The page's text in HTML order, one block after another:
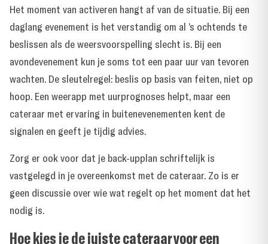
Het moment van activeren hangt af van de situatie. Bij een
daglang evenement is het verstandig om al ’s ochtends te
beslissen als de weersvoorspelling slecht is. Bij een
avondevenement kun je soms tot een paar uur van tevoren
wachten. De sleutelregel: beslis op basis van feiten, niet op
hoop. Een weerapp met uurprognoses helpt, maar een
cateraar met ervaring in buitenevenementen kent de
signalen en geeft je tijdig advies.
Zorg er ook voor dat je back-upplan schriftelijk is
vastgelegd in je overeenkomst met de cateraar. Zo is er
geen discussie over wie wat regelt op het moment dat het
nodig is.
Hoe kies je de juiste cateraar voor een